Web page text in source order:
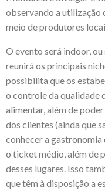
observando a utilização
meio de produtores
O evento será indoor,
reunirá os principais
possibilita que os
o controle da qualidade
alimentar, além de
dos clientes (ainda que
conhecer a
o ticket médio, além de
desses lugares. Isso
que têm à disposição a